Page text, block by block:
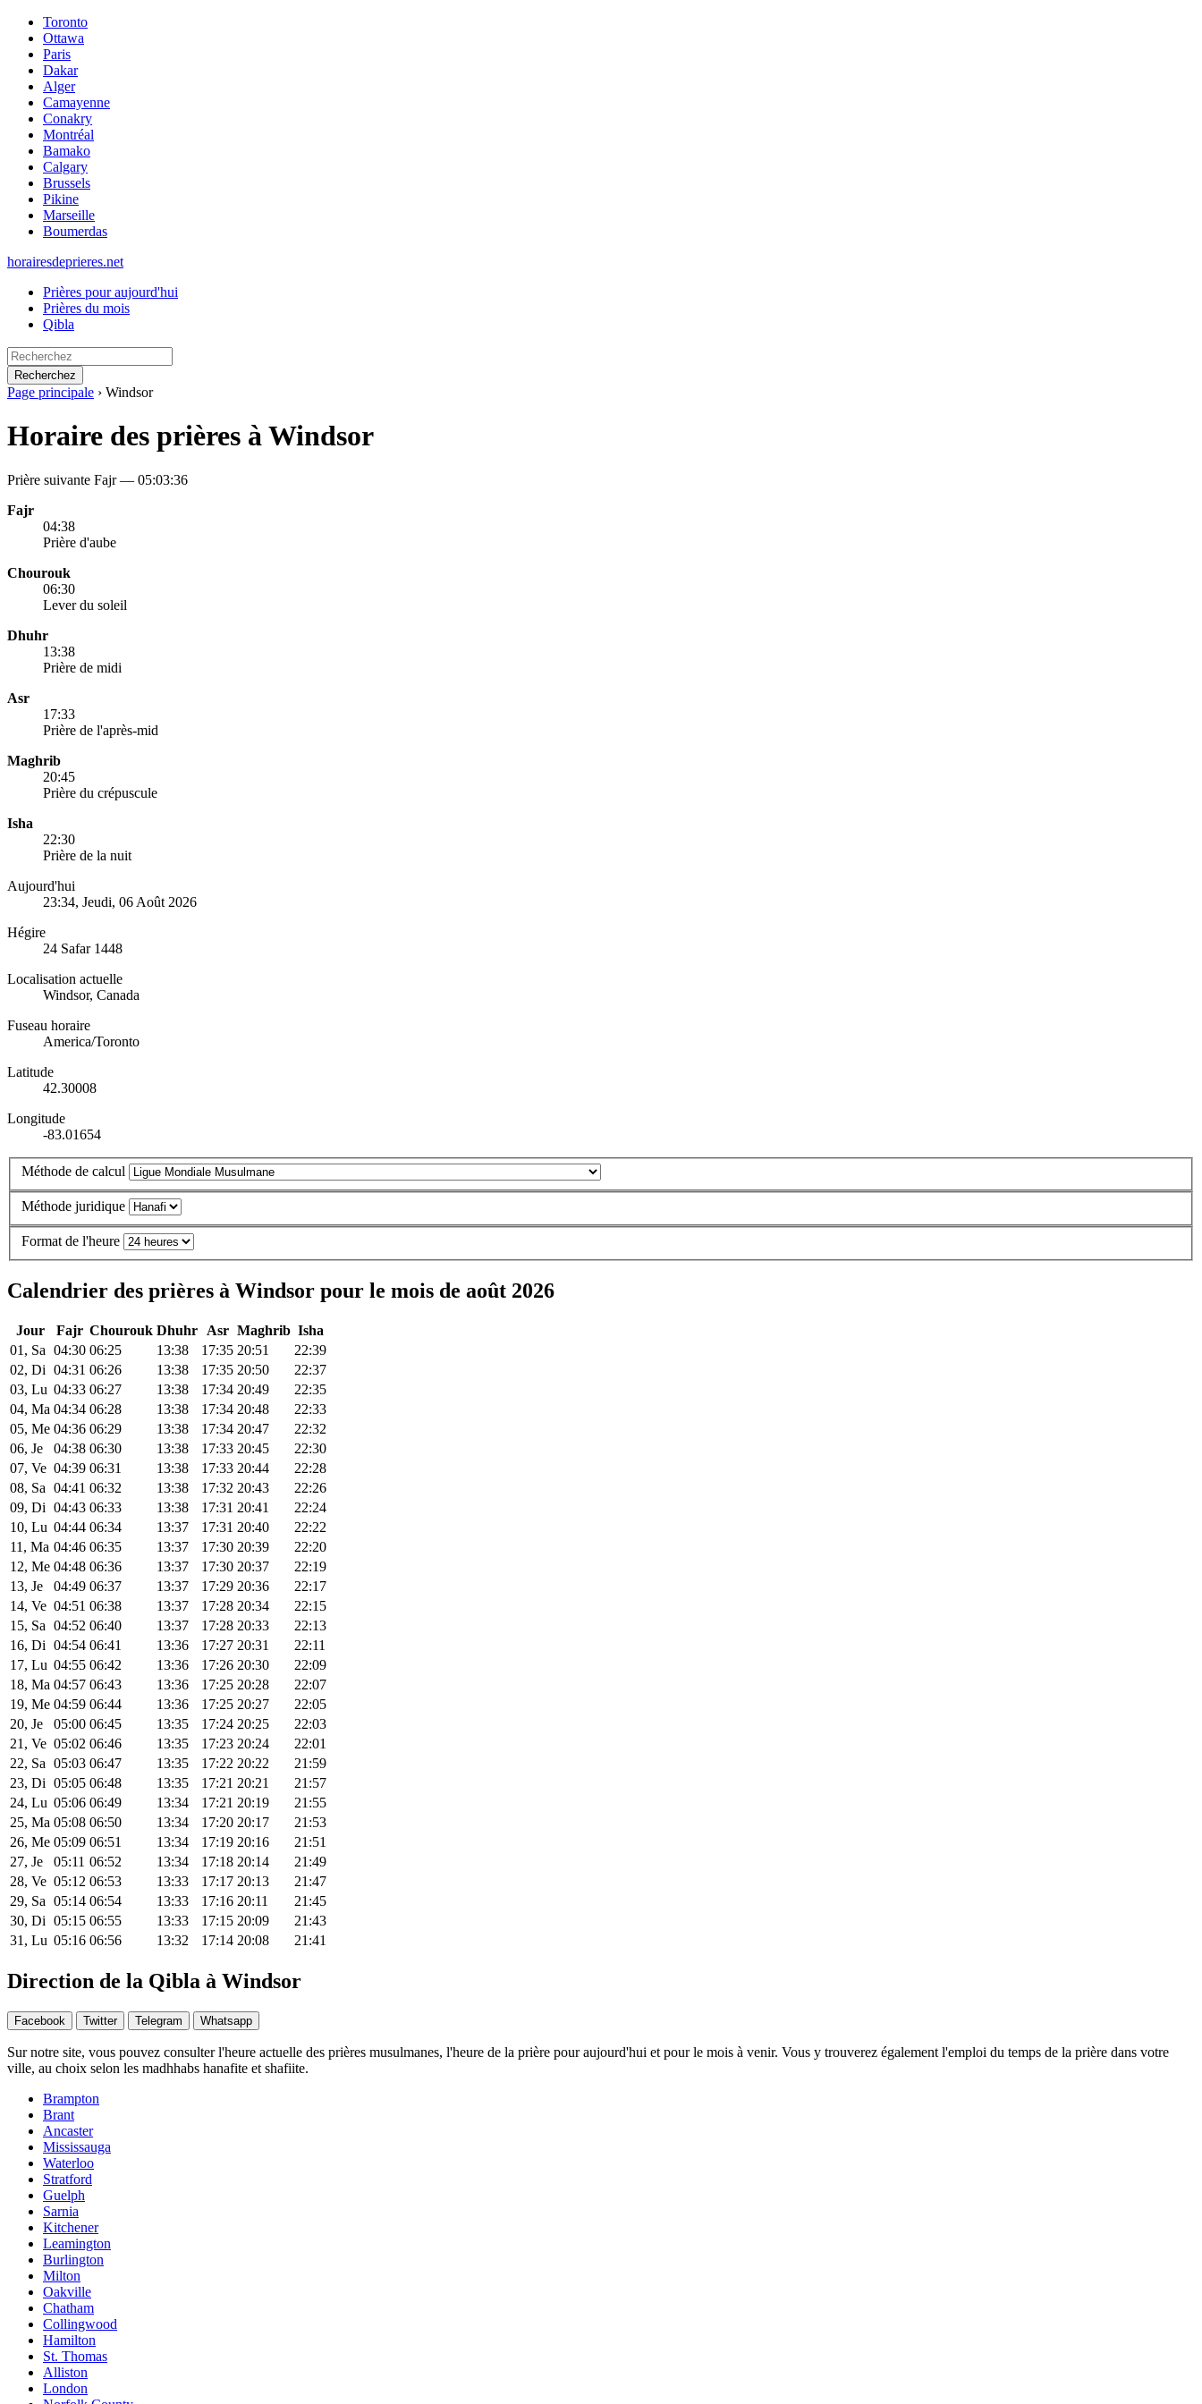
Toronto
Ottawa
Paris
Dakar
Alger
Camayenne
Conakry
Montréal
Bamako
Calgary
Brussels
Pikine
Marseille
Boumerdas
horairesdeprieres.net
Prières pour aujourd'hui
Prières du mois
Qibla
Recherchez
Page principale › Windsor
Horaire des prières à Windsor
Prière suivante Fajr — 05:03:36
Fajr
04:38
Prière d'aube
Chourouk
06:30
Lever du soleil
Dhuhr
13:38
Prière de midi
Asr
17:33
Prière de l'après-mid
Maghrib
20:45
Prière du crépuscule
Isha
22:30
Prière de la nuit
Aujourd'hui
23:34, Jeudi, 06 Août 2026
Hégire
24 Safar 1448
Localisation actuelle
Windsor, Canada
Fuseau horaire
America/Toronto
Latitude
42.30008
Longitude
-83.01654
Méthode de calcul
Méthode juridique
Format de l'heure
Calendrier des prières à Windsor pour le mois de août 2026
Jour Fajr Chourouk Dhuhr Asr Maghrib Isha
01, Sa 04:30 06:25 13:38 17:35 20:51
22:39
02, Di 04:31 06:26 13:38 17:35 20:50
22:37
03, Lu 04:33 06:27 13:38 17:34 20:49
22:35
04, Ma 04:34 06:28 13:38 17:34 20:48
22:33
05, Me 04:36 06:29 13:38 17:34 20:47
22:32
06, Je
04:38 06:30 13:38 17:33 20:45
22:30
07, Ve 04:39 06:31 13:38 17:33 20:44
22:28
08, Sa 04:41 06:32 13:38 17:32 20:43
22:26
09, Di 04:43 06:33 13:38 17:31 20:41
22:24
10, Lu 04:44 06:34 13:37 17:31 20:40
22:22
11, Ma 04:46 06:35 13:37 17:30 20:39
22:20
12, Me 04:48 06:36 13:37 17:30 20:37
22:19
13, Je
04:49 06:37 13:37 17:29 20:36
22:17
14, Ve 04:51 06:38 13:37 17:28 20:34
22:15
15, Sa 04:52 06:40 13:37 17:28 20:33
22:13
16, Di 04:54 06:41 13:36 17:27 20:31
22:11
17, Lu 04:55 06:42 13:36 17:26 20:30
22:09
18, Ma 04:57 06:43 13:36 17:25 20:28
22:07
19, Me 04:59 06:44 13:36 17:25 20:27
22:05
20, Je
05:00 06:45 13:35 17:24 20:25
22:03
21, Ve 05:02 06:46 13:35 17:23 20:24
22:01
22, Sa 05:03 06:47 13:35 17:22 20:22
21:59
23, Di 05:05 06:48 13:35 17:21 20:21
21:57
24, Lu 05:06 06:49 13:34 17:21 20:19
21:55
25, Ma 05:08 06:50 13:34 17:20 20:17
21:53
26, Me 05:09 06:51 13:34 17:19 20:16
21:51
27, Je
05:11 06:52 13:34 17:18 20:14
21:49
28, Ve 05:12 06:53 13:33 17:17 20:13
21:47
29, Sa 05:14 06:54 13:33 17:16 20:11
21:45
30, Di 05:15 06:55 13:33 17:15 20:09
21:43
31, Lu 05:16 06:56 13:32 17:14 20:08 21:41
Direction de la Qibla à Windsor
Facebook Twitter Telegram Whatsapp
Sur notre site, vous pouvez consulter l'heure actuelle des prières musulmanes, l'heure de la prière pour aujourd'hui et pour le mois à venir. Vous y trouverez également l'emploi du temps de la prière dans votre
ville, au choix selon les madhhabs hanafite et shafiite.
Brampton
Brant
Ancaster
Mississauga
Waterloo
Stratford
Guelph
Sarnia
Kitchener
Leamington
Burlington
Milton
Oakville
Chatham
Collingwood
Hamilton
St. Thomas
Alliston
London